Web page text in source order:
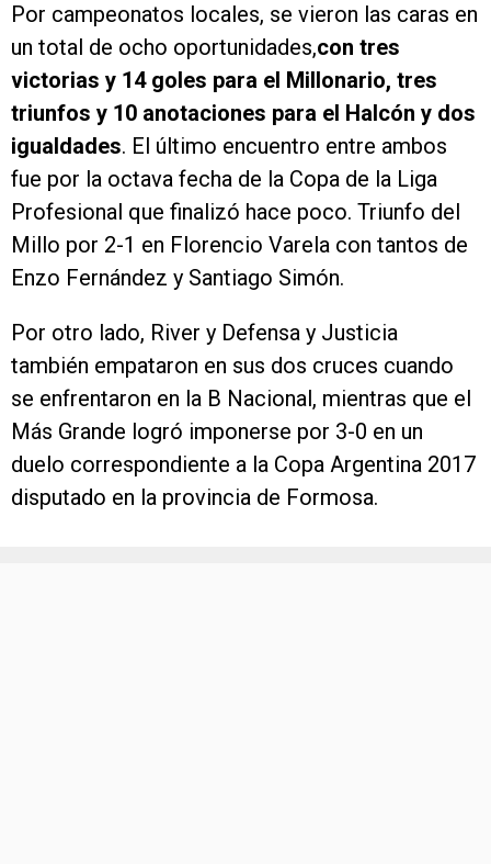
Por campeonatos locales, se vieron las caras en
un total de ocho oportunidades,con tres
victorias y 14 goles para el Millonario, tres
triunfos y 10 anotaciones para el Halcón y dos
igualdades. El último encuentro entre ambos
fue por la octava fecha de la Copa de la Liga
Profesional que finalizó hace poco. Triunfo del
Millo por 2-1 en Florencio Varela con tantos de
Enzo Fernández y Santiago Simón.
Por otro lado, River y Defensa y Justicia
también empataron en sus dos cruces cuando
se enfrentaron en la B Nacional, mientras que el
Más Grande logró imponerse por 3-0 en un
duelo correspondiente a la Copa Argentina 2017
disputado en la provincia de Formosa.